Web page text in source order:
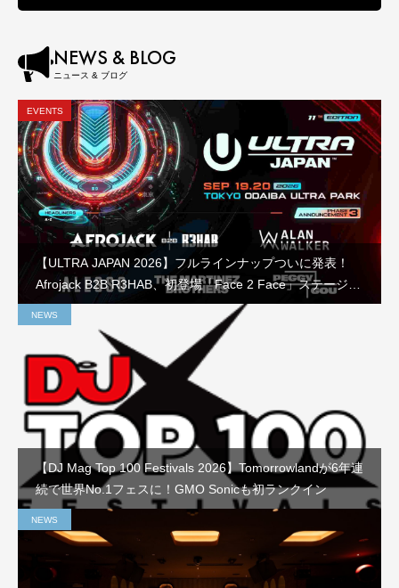
NEWS & BLOG
ニュース & ブログ
EVENTS
【ULTRA JAPAN 2026】フルラインナップついに発表！
Afrojack B2B R3HAB、初登場「Face 2 Face」ステージな
ど見どころを徹底解説
NEWS
【DJ Mag Top 100 Festivals 2026】Tomorrowlandが6年連
続で世界No.1フェスに！GMO Sonicも初ランクイン
NEWS